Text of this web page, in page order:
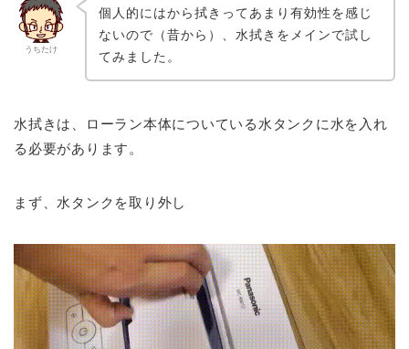
うちたけ
個人的にはから拭きってあまり有効性を感じ
ないので（昔から）、水拭きをメインで試し
てみました。
水拭きは、ローラン本体についている水タンクに水を入れ
る必要があります。
まず、水タンクを取り外し